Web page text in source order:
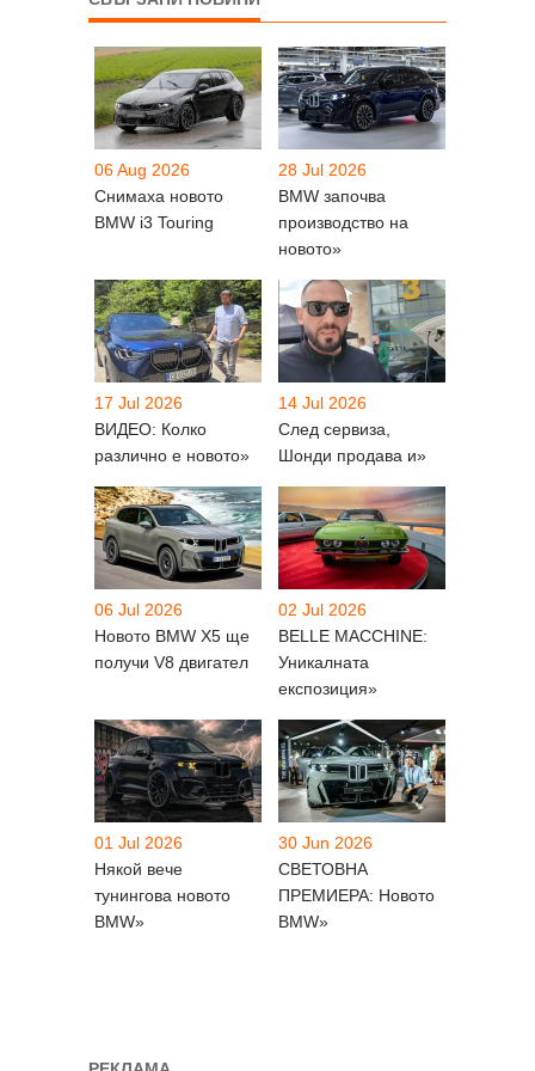
06 Aug 2026
Снимаха новото
BMW i3 Touring
28 Jul 2026
BMW започва
производство на
новото»
17 Jul 2026
ВИДЕО: Колко
различно е новото»
14 Jul 2026
След сервиза,
Шонди продава и»
06 Jul 2026
Новото BMW X5 ще
получи V8 двигател
02 Jul 2026
BELLE MACCHINE:
Уникалната
експозиция»
01 Jul 2026
Някой вече
тунингова новото
BMW»
30 Jun 2026
СВЕТОВНА
ПРЕМИЕРА: Новото
BMW»